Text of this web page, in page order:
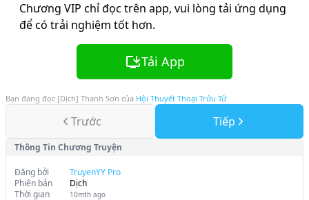
Chương VIP chỉ đọc trên app, vui lòng tải ứng dụng
để có trải nghiệm tốt hơn.
Tải App
Bạn đang đọc [Dịch] Thanh Sơn của Hội Thuyết Thoại Trửu Tử
Trước Tiếp
Thông Tin Chương Truyện
Đăng bởi
TruyenYY Pro
Phiên bản
Dịch
Thời gian
10mth ago